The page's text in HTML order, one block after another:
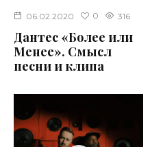
06.02.2020 0 316
Дантес «Более или
Менее». Смысл
песни и клипа